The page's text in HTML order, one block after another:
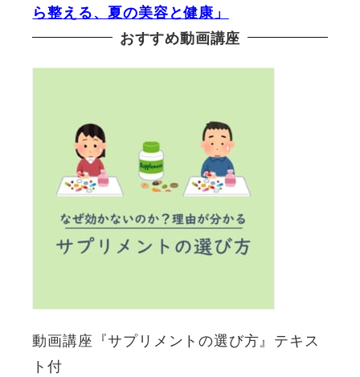
ら整える、夏の美容と健康」
おすすめ動画講座
動画講座『サプリメントの選び方』テキス
ト付